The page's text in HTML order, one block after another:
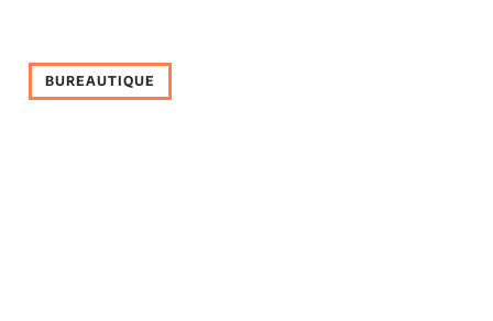
BUREAUTIQUE